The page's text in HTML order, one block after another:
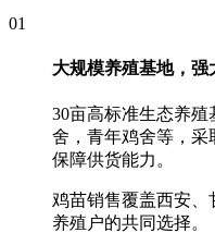
01
大规模养殖基地，强
30亩高标准生态养
舍，青年鸡舍等，采
保障供货能力。
鸡苗销售覆盖西安
养殖户的共同选择。